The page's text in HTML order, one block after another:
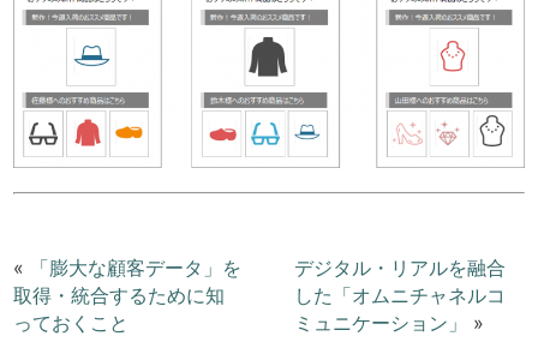
«
「膨大な顧客データ」を
取得・統合するために知
っておくこと
デジタル・リアルを融合
した「オムニチャネルコ
ミュニケーション」
»